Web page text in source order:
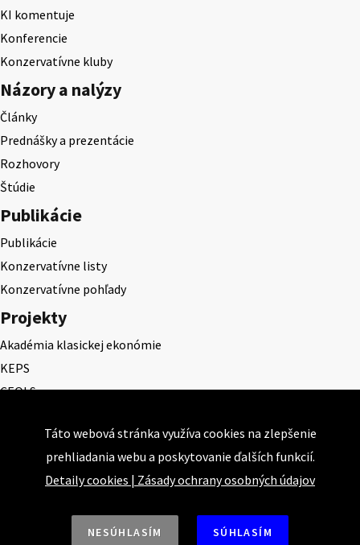
KI komentuje
Konferencie
Konzervatívne kluby
Názory a nalýzy
Články
Prednášky a prezentácie
Rozhovory
Štúdie
Publikácie
Publikácie
Konzervatívne listy
Konzervatívne pohľady
Projekty
Akadémia klasickej ekonómie
KEPS
CEQLS
Cena Ernesta Valka
Študentská esej
Deň daňového odbremenenia
Táto webová stránka využíva cookies na zlepšenie
prehliadania webu a poskytovanie ďalších funkcií.
Detaily cookies | Zásady ochrany osobných údajov
NESÚHLASÍM SÚHLASÍM